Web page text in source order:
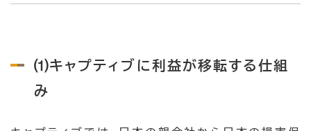
⑴キャプティブに利益が移転する仕組
み